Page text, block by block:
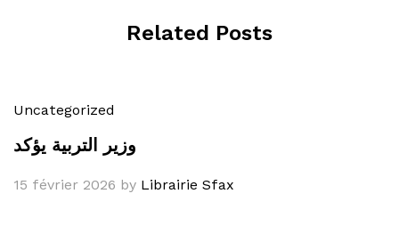
Related Posts
Uncategorized
وزير التربية يؤكد
15 février 2026 by Librairie Sfax